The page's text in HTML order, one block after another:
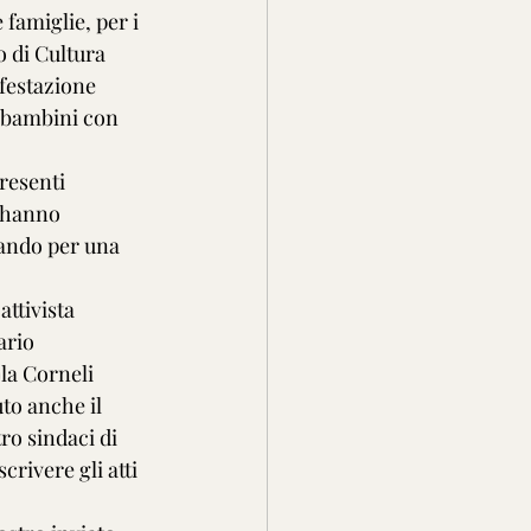
famiglie, per i
di Cultura
con
per una
Corneli
anche il
sindaci di
gli atti